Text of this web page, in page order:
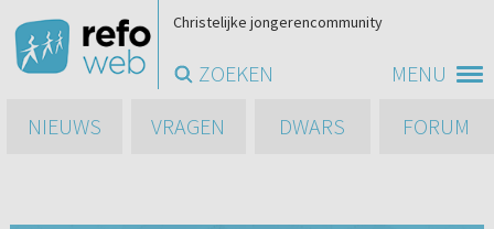
MENU
Christelijke jongerencommunity
ZOEKEN
NIEUWS
VRAGEN DWARS FORUM